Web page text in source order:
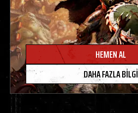
HEMEN AL
DAHA FAZLA BILGI